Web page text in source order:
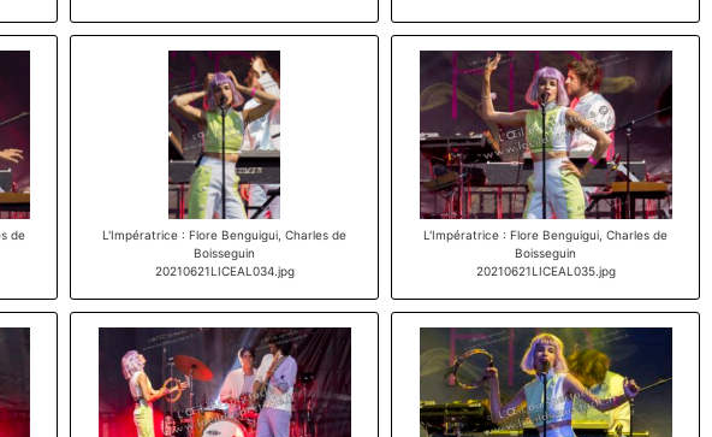
de
L'Impératrice : Flore Benguigui, Charles de
Boisseguin
20210621LICEAL034.jpg
L'Impératrice : Flore Benguigui, Charles de
Boisseguin
20210621LICEAL035.jpg